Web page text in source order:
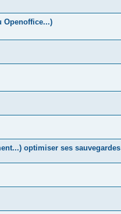
Openoffice...)
optimiser ses sauvegardes